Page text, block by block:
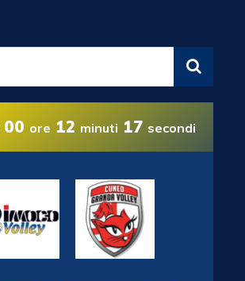
00 ore 12 minuti 17 secondi